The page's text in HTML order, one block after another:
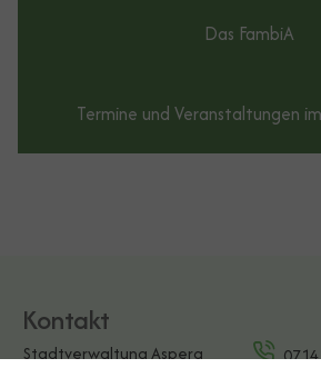
Das FambiA
Termine und Veranstaltungen
Kontakt
Stadtverwaltung Asperg